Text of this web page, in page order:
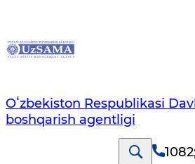
Oʻzbekiston Respublikasi
boshqarish agentligi
1082